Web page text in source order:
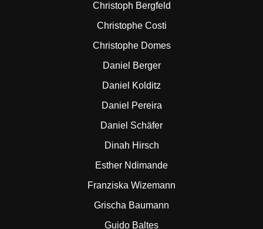
Christoph Bergfeld
Christophe Costi
Christophe Domes
Daniel Berger
Daniel Kolditz
Daniel Pereira
Daniel Schäfer
Dinah Hirsch
Esther Ndimande
Franziska Wizemann
Grischa Baumann
Guido Baltes